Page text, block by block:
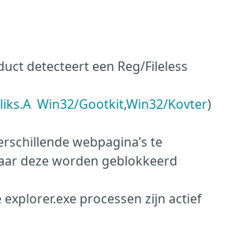
detecteert een Reg/Fileless
Win32/Gootkit,Win32/Kovter)
webpagina’s te
deze worden geblokkeerd
processen zijn actief